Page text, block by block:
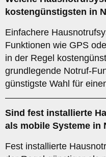
kostengünstigsten in
Einfachere
Funktionen wie GPS
in der Regel
grundlegende Notruf-
günstigste Wahl für
Sind fest installierte
als mobile Systeme in
Fest installierte